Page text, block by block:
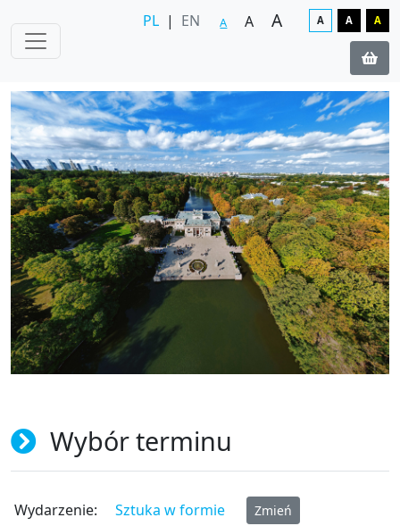
PL | EN A A A A A A
Wybór terminu
Wydarzenie: Sztuka w formie Zmień